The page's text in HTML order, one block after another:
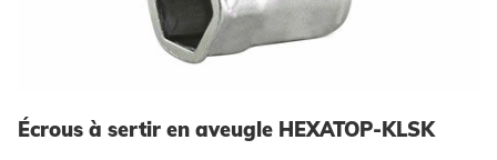
CGV
Écrous à sertir en aveugle HEXATOP-KLSK